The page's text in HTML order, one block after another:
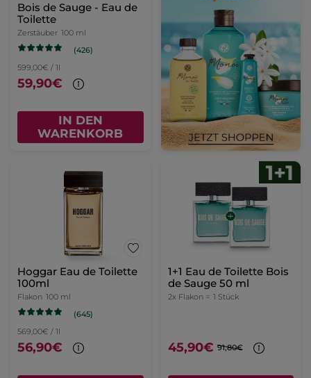
Bois de Sauge - Eau de
Toilette
Zerstäuber 100 ml
(426)
599,00€ / 1l
59,90€
IN DEN
WARENKORB
Hoggar Eau de Toilette
100ml
Flakon 100 ml
(645)
569,00€ / 1l
56,90€
1+1 Eau de Toilette Bois
de Sauge 50 ml
2x Flakon = 1 Stück
45,90€ 91,80€